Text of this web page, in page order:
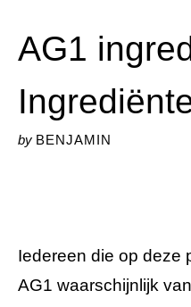
AG1
by BENJAMIN
Iedereen die op deze
AG1 waarschijnlijk